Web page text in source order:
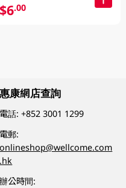
$6.00
惠康網店查詢
電話:+852 3001 1299
電郵:
onlineshop@wellcome.com
.hk
辦公時間: